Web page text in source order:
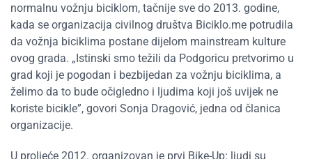
normalnu vožnju biciklom, tačnije sve do 2013. godine,
kada se organizacija civilnog društva Biciklo.me potrudila
da vožnja biciklima postane dijelom mainstream kulture
ovog grada. „Istinski smo težili da Podgoricu pretvorimo u
grad koji je pogodan i bezbijedan za vožnju biciklima, a
želimo da to bude očigledno i ljudima koji još uvijek ne
koriste bicikle”, govori Sonja Dragović, jedna od članica
organizacije.
U proljeće 2012. organizovan je prvi Bike-Up: ljudi su